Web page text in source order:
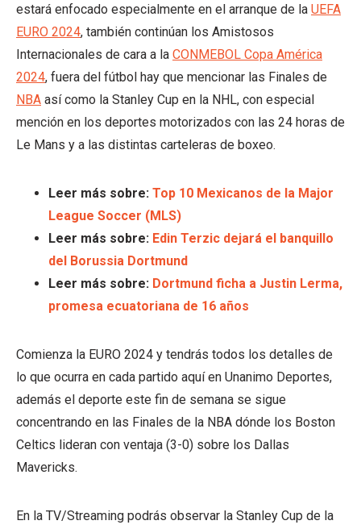
estará enfocado especialmente en el arranque de la UEFA
EURO 2024, también continúan los Amistosos
Internacionales de cara a la CONMEBOL Copa América
2024, fuera del fútbol hay que mencionar las Finales de
NBA así como la Stanley Cup en la NHL, con especial
mención en los deportes motorizados con las 24 horas de
Le Mans y a las distintas carteleras de boxeo.
Leer más sobre: Top 10 Mexicanos de la Major
League Soccer (MLS)
Leer más sobre: Edin Terzic dejará el banquillo
del Borussia Dortmund
Leer más sobre: Dortmund ficha a Justin Lerma,
promesa ecuatoriana de 16 años
Comienza la EURO 2024 y tendrás todos los detalles de
lo que ocurra en cada partido aquí en Unanimo Deportes,
además el deporte este fin de semana se sigue
concentrando en las Finales de la NBA dónde los Boston
Celtics lideran con ventaja (3-0) sobre los Dallas
Mavericks.
En la TV/Streaming podrás observar la Stanley Cup de la